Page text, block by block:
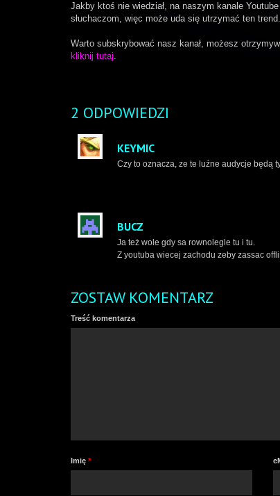
Jakby ktoś nie wiedział, na naszym kanale
słuchaczom, więc może uda się utrzymać ten trend.
Warto subskrybować nasz kanał, możesz
kliknij tutaj.
2 ODPOWIEDZI
KEYMIC
Czy to oznacza, ze te luźne audycje będą
BUCZ
Ja też wole gdy sa rownolegle tu i tu.
Z youtuba wiecej zachodu zeby zassac
ZOSTAW KOMENTARZ
Treść komentarza
Imię *